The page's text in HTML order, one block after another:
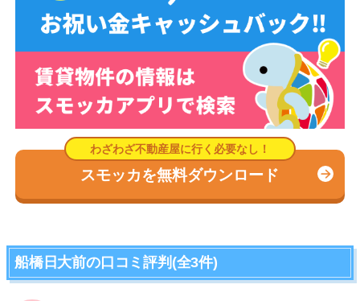
スモッカを無料ダウンロード
船橋日大前の口コミ評判(全3件)